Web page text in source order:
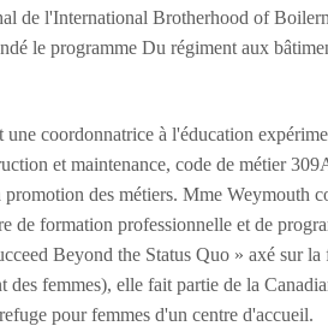
de l'International Brotherhood of
le programme Du régiment aux
une coordonnatrice à l'éducation
et maintenance, code de métier
promotion des métiers. Mme Weymouth
de formation professionnelle et de
Beyond the Status Quo » axé sur
des femmes), elle fait partie de la
pour femmes d'un centre d'accueil.